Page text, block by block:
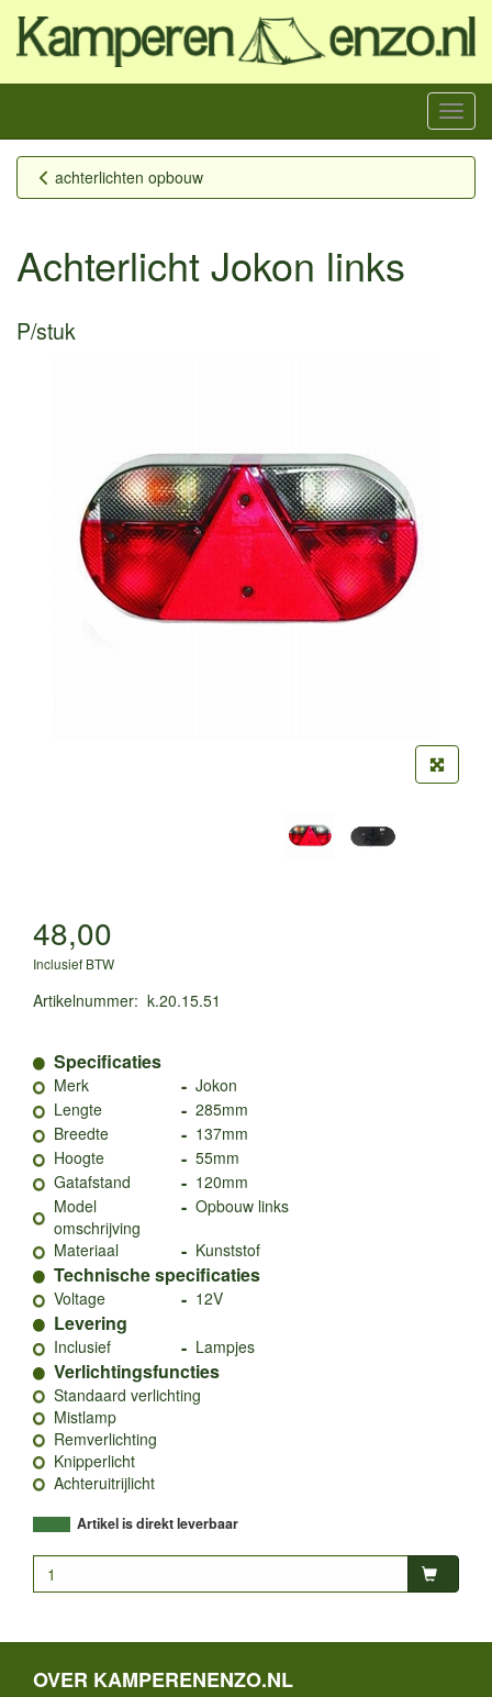
Menu
achterlichten opbouw
Achterlicht Jokon links
P/stuk
48,00
Inclusief BTW
Artikelnummer: k.20.15.51
Specificaties
Merk - Jokon
Lengte
- 285mm
Breedte
- 137mm
Hoogte
- 55mm
Gatafstand
- 120mm
Model
omschrijving
- Opbouw links
Materiaal
- Kunststof
Technische specificaties
Voltage - 12V
Levering
Inclusief - Lampjes
Verlichtingsfuncties
Standaard verlichting
Mistlamp
Remverlichting
Knipperlicht
Achteruitrijlicht
Artikel is direkt leverbaar
OVER KAMPERENENZO.NL